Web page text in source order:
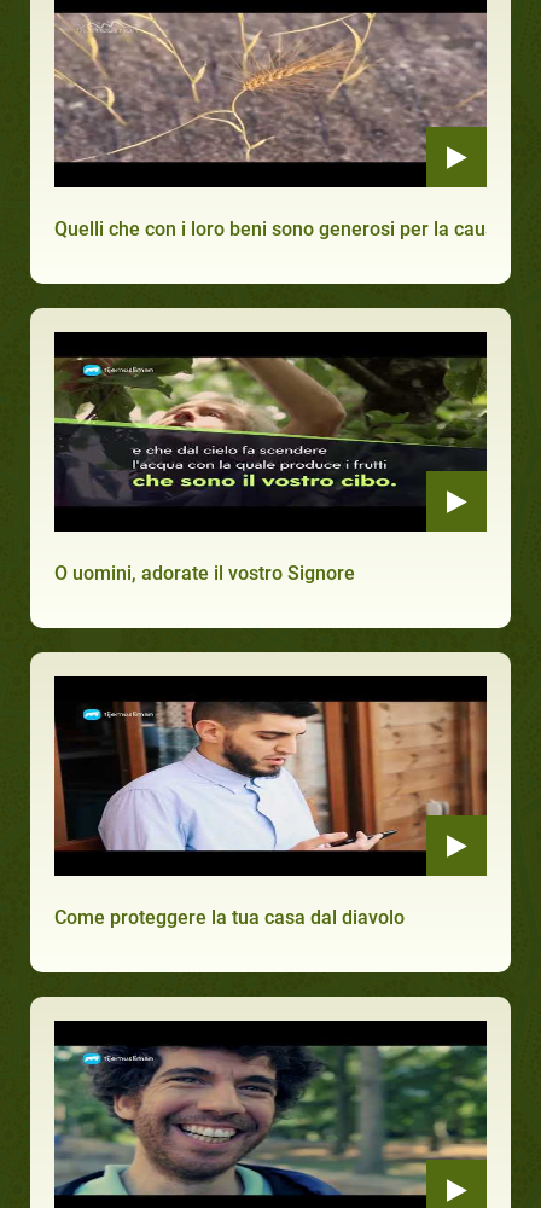
Quelli che con i loro beni sono generosi per la causa di
O uomini, adorate il vostro Signore
Come proteggere la tua casa dal diavolo